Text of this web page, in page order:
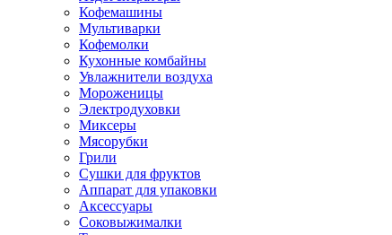
Кофемашины
Мультиварки
Кофемолки
Кухонные комбайны
Увлажнители воздуха
Мороженицы
Электродуховки
Миксеры
Мясорубки
Грили
Сушки для фруктов
Аппарат для упаковки
Аксессуары
Соковыжималки